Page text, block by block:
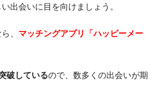
出会いに目を向けましょう。
、 マッチングアプリ「ハッピーメー
破しているので、数多くの出会いが期